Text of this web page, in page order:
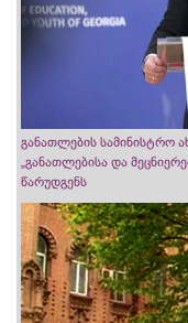
განათლების სამინისტრო
„განათლებისა და
წარუდგენს